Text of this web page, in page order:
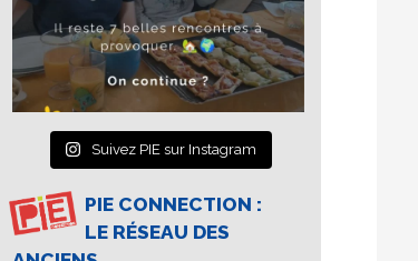
Suivez PIE sur Instagram
PIE CONNECTION :
LE RÉSEAU DES